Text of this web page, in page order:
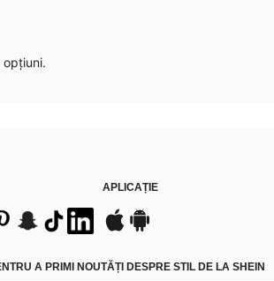
APLICAȚIE
A PRIMI NOUTĂȚI DESPRE STIL DE LA SHEIN